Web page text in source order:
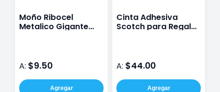
Moño Ribocel
Metalico Gigante
A: $9.50
Agregar
Cinta Adhesiva
Scotch para Regalos
A: $44.00
Agregar